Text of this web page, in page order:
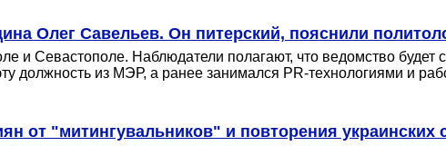
Олег Савельев. Он питерский, пояснили
Севастополе. Наблюдатели полагают, что ведомство будет
должность из МЭР, а ранее занимался PR-технологиями и
от "митингувальников" и повторения украинских